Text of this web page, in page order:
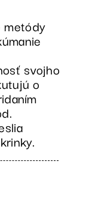
metódy
svojho
o